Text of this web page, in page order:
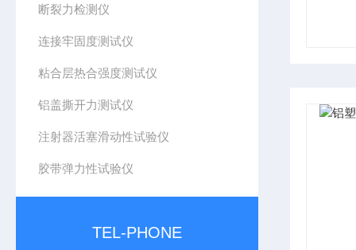
断裂力检测仪
连接牢固度测试仪
粘合层热合强度测试仪
铝盖撕开力测试仪
注射器活塞滑动性试验仪
胶带弹力性试验仪
TEL-PHONE